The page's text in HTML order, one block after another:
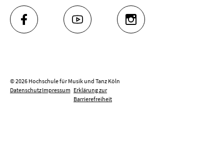
FACEBOOK YOUTUBE INSTAGRAM
© 2026 Hochschule für Musik und Tanz Köln
DatenschutzImpressum Erklärung zur
Barrierefreiheit